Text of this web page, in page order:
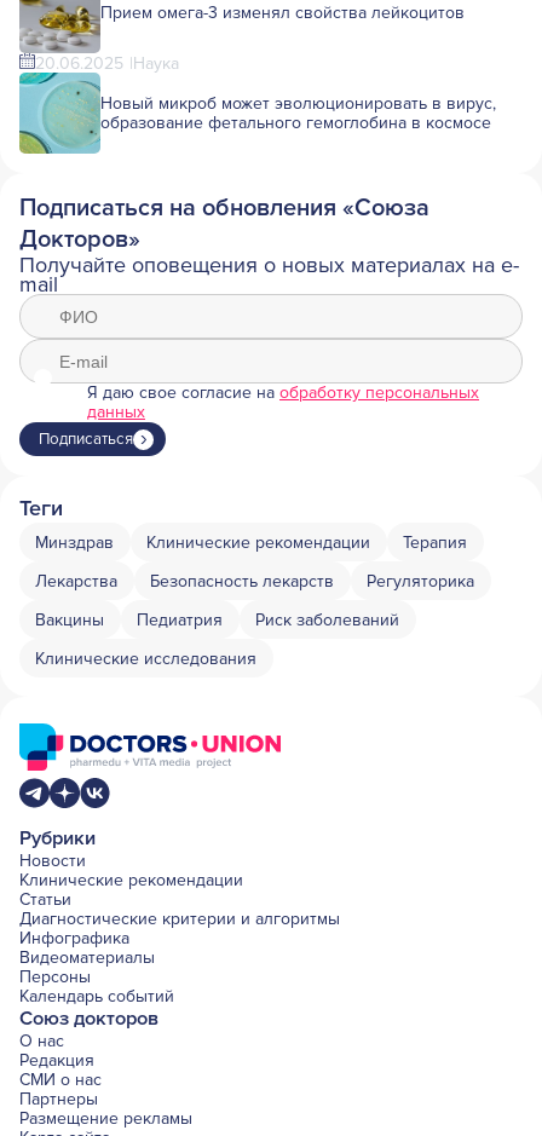
Прием омега-3 изменял свойства лейкоцитов
20.06.2025 Наука
Новый микроб может эволюционировать в вирус,
образование фетального гемоглобина в космосе
Подписаться на обновления «Союза
Докторов»
Получайте оповещения о новых материалах на e-
mail
Я даю свое согласие на обработку персональных
данных
Подписаться
Теги
Минздрав Клинические рекомендации
Терапия
Лекарства
Безопасность лекарств
Регуляторика
Вакцины
Педиатрия
Риск заболеваний
Клинические исследования
Рубрики
Новости
Клинические рекомендации
Статьи
Диагностические критерии и алгоритмы
Инфографика
Видеоматериалы
Персоны
Календарь событий
Союз докторов
О нас
Редакция
СМИ о нас
Партнеры
Размещение рекламы